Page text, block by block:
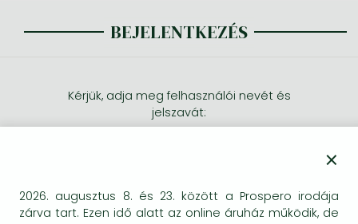
BEJELENTKEZÉS
Kérjük, adja meg felhasználói nevét és
jelszavát:
×
2026. augusztus 8. és 23. között a Prospero irodája
zárva tart. Ezen idő alatt az online áruház működik, de